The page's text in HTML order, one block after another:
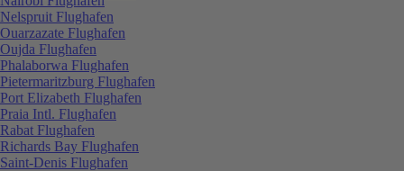
Nelspruit Flughafen
Ouarzazate Flughafen
Oujda Flughafen
Phalaborwa Flughafen
Pietermaritzburg Flughafen
Port Elizabeth Flughafen
Praia Intl. Flughafen
Rabat Flughafen
Richards Bay Flughafen
Saint-Denis Flughafen